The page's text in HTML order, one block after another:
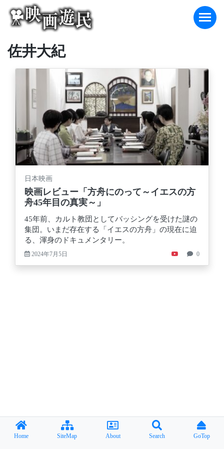
content
佐井大紀
日本映画
映画レビュー「方舟にのって～イエスの方
舟45年目の真実～」
45年前、カルト教団としてバッシングを受けた謎の
集団。いまだ存在する「イエスの方舟」の現在に迫
る、渾身のドキュメンタリー。
2024年7月5日 0
Home SiteMap About Search GoTop